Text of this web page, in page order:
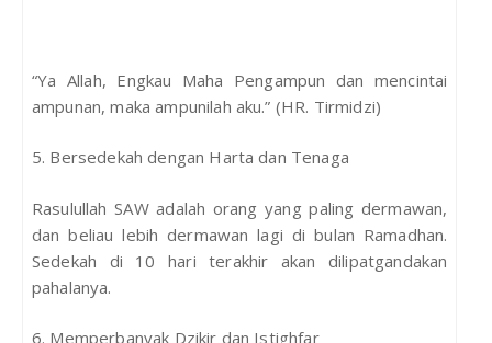
“Ya Allah, Engkau Maha Pengampun dan mencintai
ampunan, maka ampunilah aku.” (HR. Tirmidzi)
5. Bersedekah dengan Harta dan Tenaga
Rasulullah SAW adalah orang yang paling dermawan,
dan beliau lebih dermawan lagi di bulan Ramadhan.
Sedekah di 10 hari terakhir akan dilipatgandakan
pahalanya.
6. Memperbanyak Dzikir dan Istighfar